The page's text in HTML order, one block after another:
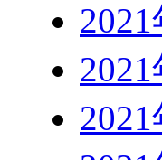
2021
2021
2021